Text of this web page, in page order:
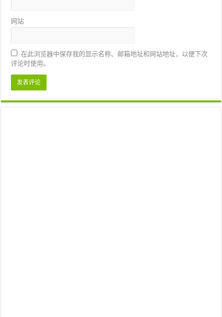
网站
在此浏览器中保存我的显示名称、邮箱地址和网站地址，以便下次
评论时使用。